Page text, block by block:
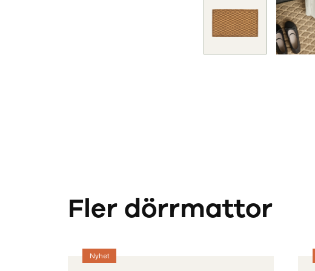
Fler dörrmattor
Nyhet